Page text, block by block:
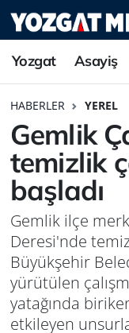
Yozgat Asayiş
HABERLER YEREL
Gemlik
temizlik
başladı
Gemlik ilçe
Deresi'nde
Büyükşehir
yürütülen
yatağında
etkileyen